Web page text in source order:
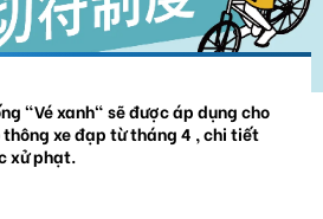
"Vé xanh" sẽ được áp dụng cho
xe đạp từ tháng 4 , chi tiết
xử phạt.